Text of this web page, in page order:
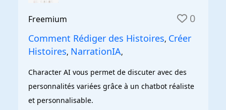
Freemium 0
Comment Rédiger des Histoires, Créer
Histoires, NarrationIA,
Character AI vous permet de discuter avec des
personnalités variées grâce à un chatbot réaliste
et personnalisable.